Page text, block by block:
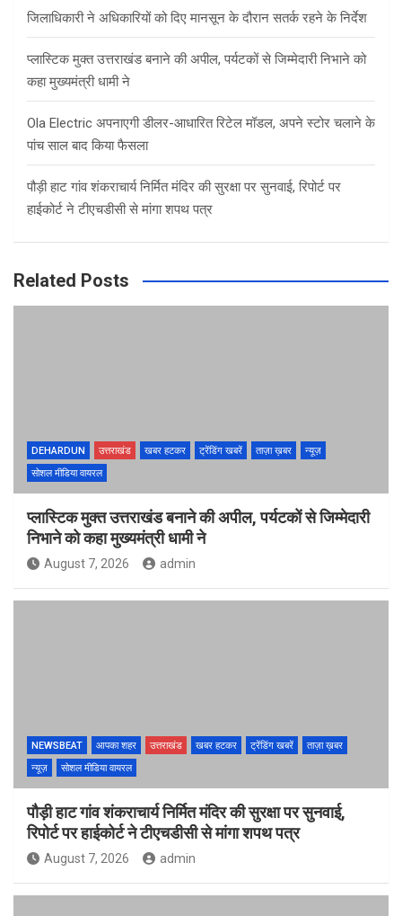
जिलाधिकारी ने अधिकारियों को दिए मानसून के दौरान सतर्क रहने के निर्देश
प्लास्टिक मुक्त उत्तराखंड बनाने की अपील, पर्यटकों से जिम्मेदारी निभाने को
कहा मुख्यमंत्री धामी ने
Ola Electric अपनाएगी डीलर-आधारित रिटेल मॉडल, अपने स्टोर चलाने के
पांच साल बाद किया फैसला
पौड़ी हाट गांव शंकराचार्य निर्मित मंदिर की सुरक्षा पर सुनवाई, रिपोर्ट पर
हाईकोर्ट ने टीएचडीसी से मांगा शपथ पत्र
Related Posts
DEHARDUN उत्तराखंड खबर हटकर ट्रेंडिंग खबरें ताज़ा ख़बर
न्यूज़
सोशल मीडिया वायरल
प्लास्टिक मुक्त उत्तराखंड बनाने की अपील, पर्यटकों से जिम्मेदारी
निभाने को कहा मुख्यमंत्री धामी ने
August 7, 2026 admin
NEWSBEAT आपका शहर उत्तराखंड खबर हटकर ट्रेंडिंग खबरें
ताज़ा ख़बर
न्यूज़
सोशल मीडिया वायरल
पौड़ी हाट गांव शंकराचार्य निर्मित मंदिर की सुरक्षा पर सुनवाई,
रिपोर्ट पर हाईकोर्ट ने टीएचडीसी से मांगा शपथ पत्र
August 7, 2026 admin